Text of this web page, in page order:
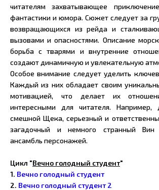
читателям захватывающее
фантастики и юмора. Сюжет следует за
возвращающихся из рейда и
вызовами и опасностями. Описание
борьба с тварями и внутренние
создают динамичную и увлекательную
Особое внимание следует уделить
Каждый из них обладает своим
мотивацией, что делает их
интересными для читателя.
смешной Щека, серьезный и
загадочный и немного странный Вин
ансамбль персонажей.
Цикл "Вечно голодный студент"
1. Вечно голодный студент
2. Вечно голодный студент 2